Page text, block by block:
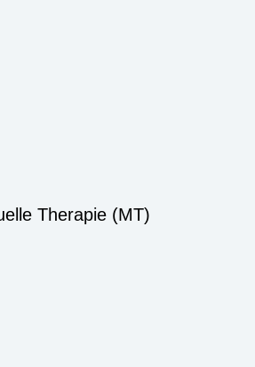
Therapie (MT)